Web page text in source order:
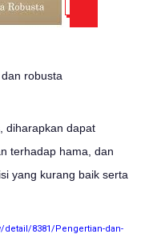
robusta
diharapkan dapat
terhadap hama, dan
yang kurang baik serta
detail/8381/Pengertian-dan-